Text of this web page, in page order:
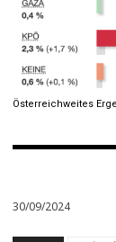
Österreichweites
30/09/2024